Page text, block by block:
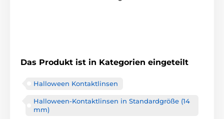
Das Produkt ist in Kategorien eingeteilt
Halloween Kontaktlinsen
Halloween-Kontaktlinsen in Standardgröße (14
mm)